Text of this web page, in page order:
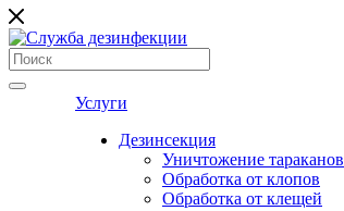
Услуги
Дезинсекция
Уничтожение тараканов
Обработка от клопов
Обработка от клещей